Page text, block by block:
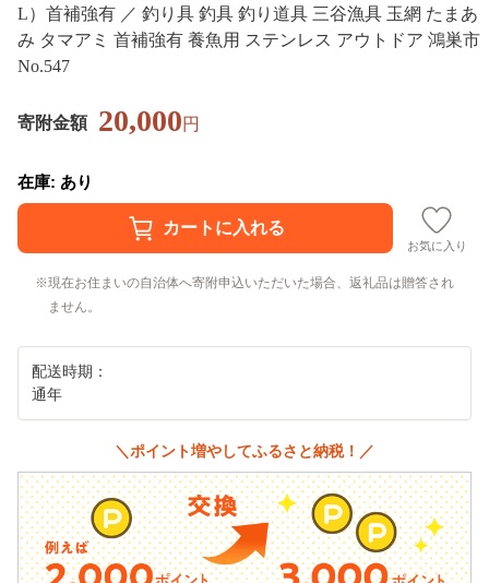
L）首補強有 ／ 釣り具 釣具 釣り道具 三谷漁具 玉網 たまあ
み タマアミ 首補強有 養魚用 ステンレス アウトドア 鴻巣市
No.547
寄附金額 20,000円
在庫: あり
お気に入り
現在お住まいの自治体へ寄附申込いただいた場合、返礼品は贈答され
ません。
配送時期：
通年
＼ポイント増やしてふるさと納税！／